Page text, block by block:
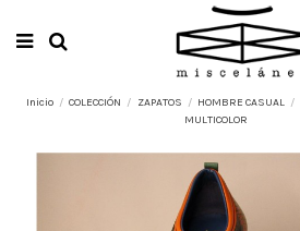
Inicio COLECCIÓN ZAPATOS HOMBRE CASUAL
MULTICOLOR